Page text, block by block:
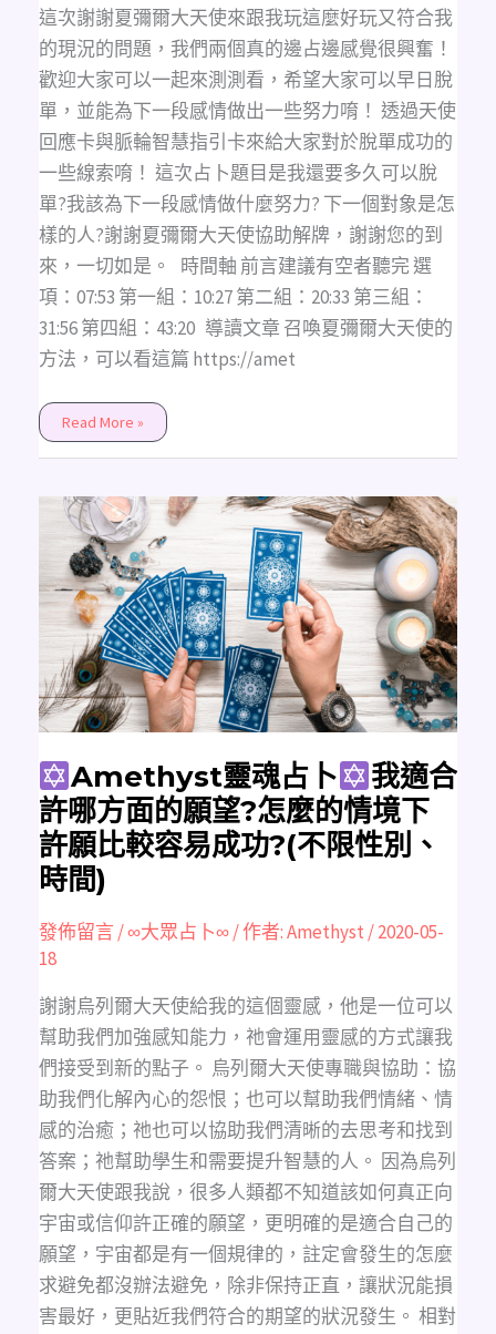
這次謝謝夏彌爾大天使來跟我玩這麼好玩又符合我
的現況的問題，我們兩個真的邊占邊感覺很興奮！
歡迎大家可以一起來測測看，希望大家可以早日脫
單，並能為下一段感情做出一些努力唷！ 透過天使
回應卡與脈輪智慧指引卡來給大家對於脫單成功的
一些線索唷！ 這次占卜題目是我還要多久可以脫
單?我該為下一段感情做什麼努力? 下一個對象是怎
樣的人?謝謝夏彌爾大天使協助解牌，謝謝您的到
來，一切如是。 時間軸 前言建議有空者聽完 選
項：07:53 第一組：10:27 第二組：20:33 第三組：
31:56 第四組：43:20 導讀文章 召喚夏彌爾大天使的
方法，可以看這篇 https://amet
對
象
是
怎
樣
的
人?
謝
謝
夏
彌
爾
大
天
使
Read More »
Amethyst靈魂占卜
我適合
許哪方面的願望?怎麼的情境下
許願比較容易成功?(不限性別、
時間)
發佈留言/∞大眾占卜∞/ 作者:Amethyst /2020-05-
18
謝謝烏列爾大天使給我的這個靈感，他是一位可以
幫助我們加強感知能力，祂會運用靈感的方式讓我
們接受到新的點子。 烏列爾大天使專職與協助：協
助我們化解內心的怨恨；也可以幫助我們情緒、情
感的治癒；祂也可以協助我們清晰的去思考和找到
答案；祂幫助學生和需要提升智慧的人。 因為烏列
爾大天使跟我說，很多人類都不知道該如何真正向
宇宙或信仰許正確的願望，更明確的是適合自己的
願望，宇宙都是有一個規律的，註定會發生的怎麼
求避免都沒辦法避免，除非保持正直，讓狀況能損
害最好，更貼近我們符合的期望的狀況發生。 相對
Amethyst
靈
魂
占
卜
我
適
合
許
哪
方
面
的
願
怎
麼
的
情
境
下
許
願
比
容
易
限
性
別、
時
間)